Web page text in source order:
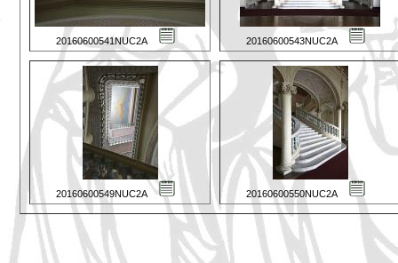
20160600541NUC2A 20160600543NUC2A
20160600549NUC2A 20160600550NUC2A